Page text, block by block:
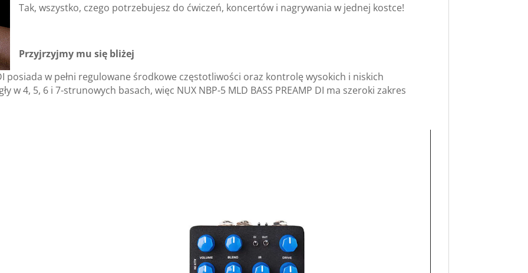
Tak, wszystko, czego potrzebujesz do ćwiczeń, koncertów i nagrywania w jednej kostce!
Przyjrzyjmy mu się bliżej
DI posiada w pełni regulowane środkowe częstotliwości oraz kontrolę wysokich i niskich
w 4, 5, 6 i 7-strunowych basach, więc NUX NBP-5 MLD BASS PREAMP DI ma szeroki zakres